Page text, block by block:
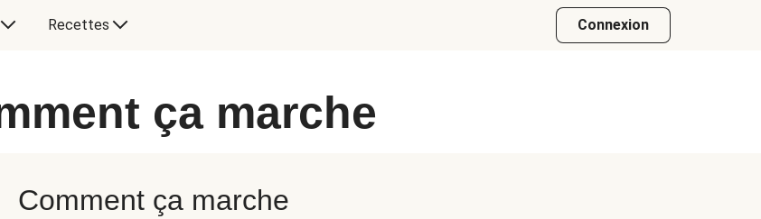
Recettes Connexion
ça marche
Comment ça marche